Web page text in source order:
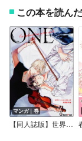
この本を読ん
マンガ｜巻
【同人誌版】世界でいちばん遠い恋